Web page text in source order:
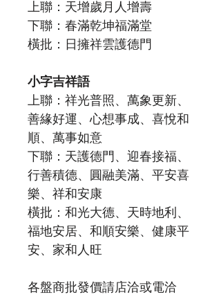
上聯：天增歲月人增壽
下聯：春滿乾坤福滿堂
橫批：日擁祥雲護德門
小字吉祥語
上聯：祥光普照、萬象更新、
善緣好運、心想事成、喜悅和
順、萬事如意
下聯：天護德門、迎春接福、
行善積德、圓融美滿、平安喜
樂、祥和安康
橫批：和光大德、天時地利、
福地安居、和順安樂、健康平
安、家和人旺
各盤商批發價請店洽或電洽